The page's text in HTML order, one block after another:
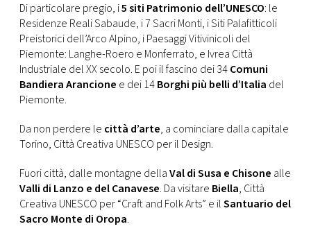
Di particolare pregio, i5 siti Patrimonio dell’UNESCO: le
Residenze Reali Sabaude, i 7 Sacri Monti, i Siti Palafitticoli
Preistorici dell’Arco Alpino, i Paesaggi Vitivinicoli del
Piemonte: Langhe-Roero e Monferrato, e Ivrea Città
Industriale del XX secolo. E poi il fascino dei 34Comuni
Bandiera Arancione e dei 14Borghi più belli d’Italia del
Piemonte.
Da non perdere le città d’arte, a cominciare dalla capitale
Torino, Città Creativa UNESCO per il Design.
Fuori città, dalle montagne dellaVal di Susa e Chisone alle
Valli di Lanzo e del Canavese. Da visitare Biella, Città
Creativa UNESCO per “Craft and Folk Arts” e ilSantuario del
Sacro Monte di Oropa.